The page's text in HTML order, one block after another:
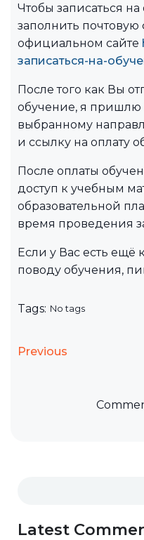
Чтобы записаться
заполнить
официальном сайте
записаться-на-
После того как Вы
обучение, я
выбранному
и ссылку на оплату
После оплаты
доступ к учебным
образовательной
время проведения
Если у Вас есть ещё
поводу обучения,
Tags: No tags
Previous
Latest